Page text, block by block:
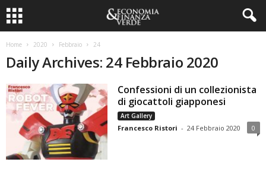
Home 2020 Febbraio 24
Daily Archives: 24 Febbraio 2020
Confessioni di un collezionista
di giocattoli giapponesi
Art Gallery
Francesco Ristori - 24 Febbraio 2020 0